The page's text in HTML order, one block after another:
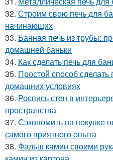
32. Строим свою печь для
начинающих
33. Банная печь из трубы:
домашней баньки
34. Как сделать печь для
35. Простой способ сделать
домашних условиях
36. Роспись стен в
пространства
37. Сэкономить на покупке
самого приятного опыта
38. Фальш камин своими